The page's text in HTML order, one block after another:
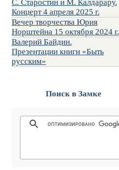
С. Старостин и М. Калдарару.
Концерт 4 апреля 2025 г.
Вечер творчества Юрия
Норштейна 15 октября 2024 г.
Валерий Байдин.
Презентации книги «Быть
русским»
Поиск в Замке